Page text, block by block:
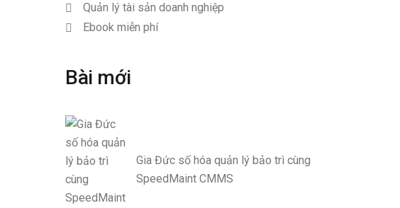
Quản lý tài sản doanh nghiệp
Ebook miễn phí
Bài mới
Gia Đức số hóa quản lý bảo trì cùng
SpeedMaint CMMS